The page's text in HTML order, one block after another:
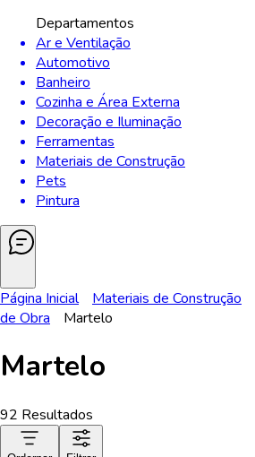
Departamentos
Ar e Ventilação
Automotivo
Banheiro
Cozinha e Área Externa
Decoração e Iluminação
Ferramentas
Materiais de Construção
Pets
Pintura
Página Inicial Materiais de Construção
de Obra
Martelo
Martelo
92 Resultados